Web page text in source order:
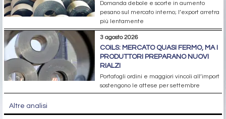
Domanda debole e scorte in aumento
pesano sul mercato interno; l’export arretra
più lentamente
3 agosto 2026
COILS: MERCATO QUASI FERMO, MA I
PRODUTTORI PREPARANO NUOVI
RIALZI
Portafogli ordini e maggiori vincoli all’import
sostengono le attese per settembre
Altre analisi